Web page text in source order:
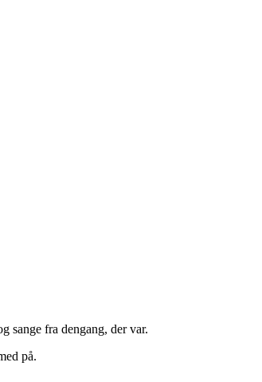
sange fra dengang, der var.
på.